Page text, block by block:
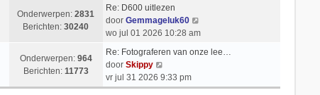
h
t
b
e
r
c
t
s
t
e
b
e
r
i
l
a
a
s
t
e
i
j
k
l
a
t
Onderwerpen:2831
Berichten:30240
Re: D600 uitlezen
door Gemmageluk60
e
i
wo jul 01 2026 10:28 am
Onderwerpen: 964
Berichten: 11773
Re: Fotograferen van onze lee…
door Skippy
e
k
vr jul 31 2026 9:33 pm